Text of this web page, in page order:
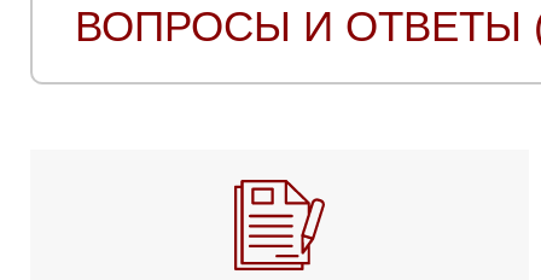
ВОПРОСЫ И ОТВЕТЫ